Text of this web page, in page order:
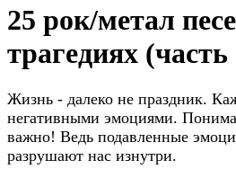
25 рок/метал
трагедиях (часть
Жизнь - далеко не праздник.
негативными эмоциями.
важно! Ведь подавленные
разрушают нас изнутри.